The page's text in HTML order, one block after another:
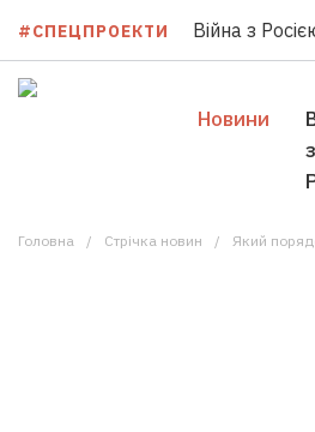
#СПЕЦПРОЕКТИ Війна з
Новини
з
Головна Стрічка новин Який